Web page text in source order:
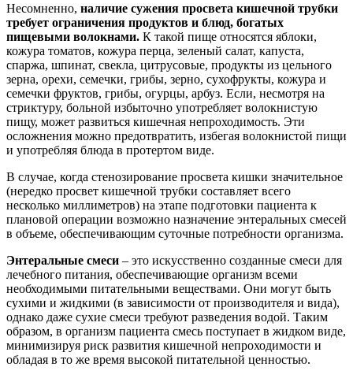
Несомненно, наличие сужения просвета кишечной трубки
требует ограничения продуктов и блюд, богатых
пищевыми волокнами. К такой пище относятся яблоки,
кожура томатов, кожура перца, зеленый салат, капуста,
спаржа, шпинат, свекла, цитрусовые, продукты из цельного
зерна, орехи, семечки, грибы, зерно, сухофрукты, кожура и
семечки фруктов, грибы, огурцы, арбуз. Если, несмотря на
стриктуру, больной избыточно употребляет волокнистую
пищу, может развиться кишечная непроходимость. Эти
осложнения можно предотвратить, избегая волокнистой пищи
и употребляя блюда в протертом виде.
В случае, когда стенозирование просвета кишки значительное
(нередко просвет кишечной трубки составляет всего
несколько миллиметров) на этапе подготовки пациента к
плановой операции возможно назначение энтеральных смесей
в объеме, обеспечивающим суточные потребности организма.
Энтеральные смеси – это искусственно созданные смеси для
лечебного питания, обеспечивающие организм всеми
необходимыми питательными веществами. Они могут быть
сухими и жидкими (в зависимости от производителя и вида),
однако даже сухие смеси требуют разведения водой. Таким
образом, в организм пациента смесь поступает в жидком виде,
минимизируя риск развития кишечной непроходимости и
обладая в то же время высокой питательной ценностью.